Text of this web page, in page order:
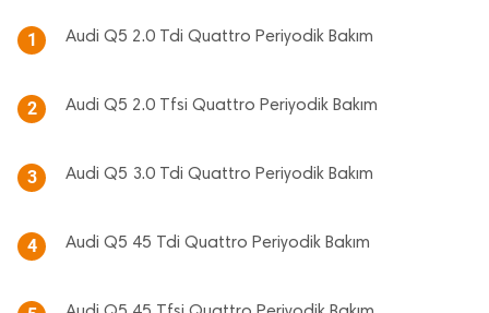
1 Audi Q5 2.0 Tdi Quattro Periyodik Bakım
2 Audi Q5 2.0 Tfsi Quattro Periyodik Bakım
3 Audi Q5 3.0 Tdi Quattro Periyodik Bakım
4 Audi Q5 45 Tdi Quattro Periyodik Bakım